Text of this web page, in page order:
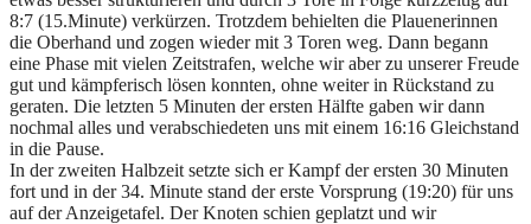
8:7 (15.Minute) verkürzen. Trotzdem behielten die Plauenerinnen
die Oberhand und zogen wieder mit 3 Toren weg. Dann begann
eine Phase mit vielen Zeitstrafen, welche wir aber zu unserer Freude
gut und kämpferisch lösen konnten, ohne weiter in Rückstand zu
geraten. Die letzten 5 Minuten der ersten Hälfte gaben wir dann
nochmal alles und verabschiedeten uns mit einem 16:16 Gleichstand
in die Pause.
In der zweiten Halbzeit setzte sich er Kampf der ersten 30 Minuten
fort und in der 34. Minute stand der erste Vorsprung (19:20) für uns
auf der Anzeigetafel. Der Knoten schien geplatzt und wir